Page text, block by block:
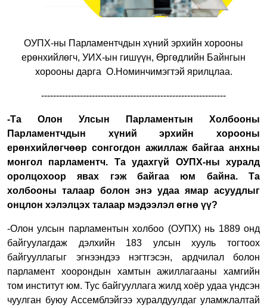
ОУПХ-ны Парламентчдын хүний эрхийн хорооны
ерөнхийлөгч, УИХ-ын гишүүн, Өргөдлийн Байнгын
хорооны дарга О.Номинчимэгтэй ярилцлаа.
--------------------------------------------------------------
-Та Олон Улсын Парламентын Холбооны
Парламентчдын хүний эрхийн хорооны
ерөнхийлөгчөөр сонгогдон ажиллаж байгаа анхны
монгол парламентч. Та удахгүй ОУПХ-ны хуралд
оролцохоор явах гэж байгаа юм байна. Та
холбооны талаар болон энэ удаа ямар асуудлыг
онцлон хэлэлцэх талаар мэдээлэл өгнө үү?
-Олон улсын парламентын холбоо (ОУПХ) нь 1889 онд
байгуулагдаж дэлхийн 183 улсын хууль тогтоох
байгууллагыг эгнээндээ нэгтгэсэн, ардчилал болон
парламент хоорондын хамтын ажиллагааны хамгийн
том институт юм. Тус байгууллага жилд хоёр удаа үндсэн
чуулган буюу Ассемблэйгээ хуралдуулдаг уламжлалтай